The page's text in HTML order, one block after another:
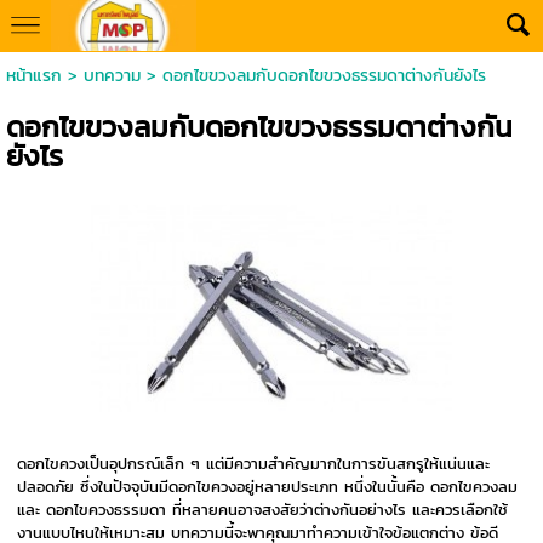
หน้าแรก > บทความ> ดอกไขขวงลมกับดอกไขขวงธรรมดาต่างกันยังไร
ดอกไขขวงลมกับดอกไขขวงธรรมดาต่างกัน
ยังไร
ดอกไขควงเป็นอุปกรณ์เล็ก ๆ แต่มีความสำคัญมากในการขันสกรูให้แน่นและ
ปลอดภัย ซึ่งในปัจจุบันมีดอกไขควงอยู่หลายประเภท หนึ่งในนั้นคือ ดอกไขควงลม
และ ดอกไขควงธรรมดา ที่หลายคนอาจสงสัยว่าต่างกันอย่างไร และควรเลือกใช้
งานแบบไหนให้เหมาะสม บทความนี้จะพาคุณมาทำความเข้าใจข้อแตกต่าง ข้อดี